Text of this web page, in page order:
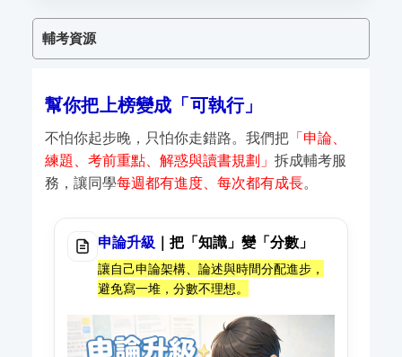
輔考資源
幫你把上榜變成「可執行」
不怕你起步晚，只怕你走錯路。我們把「申論、
練題、考前重點、解惑與讀書規劃」 拆成輔考服
務，讓同學每週都有進度、每次都有成長。
申論升級 ｜把「知識」變「分數」
讓自己申論架構、論述與時間分配進步，
避免寫一堆，分數不理想。